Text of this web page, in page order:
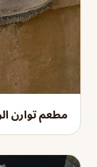
مطعم توارن